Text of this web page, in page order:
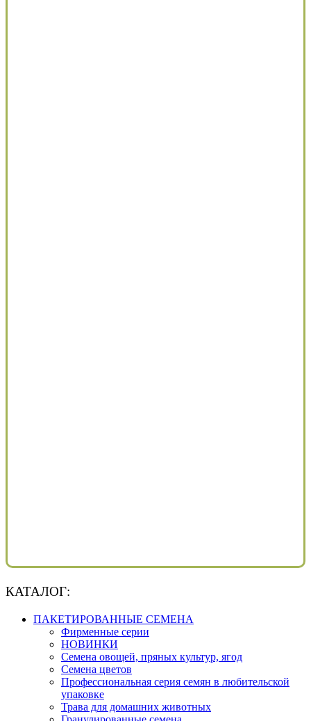
КАТАЛОГ:
ПАКЕТИРОВАННЫЕ СЕМЕНА
Фирменные серии
НОВИНКИ
Семена овощей, пряных культур, ягод
Семена цветов
Профессиональная серия семян в любительской
упаковке
Трава для домашних животных